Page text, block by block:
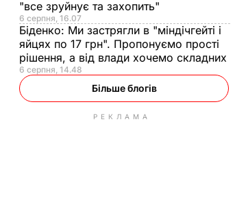
"все зруйнує та захопить"
6 серпня, 16.07
Біденко: Ми застрягли в "міндічгейті і
яйцях по 17 грн". Пропонуємо прості
рішення, а від влади хочемо складних
6 серпня, 14.48
Більше блогів
РЕКЛАМА